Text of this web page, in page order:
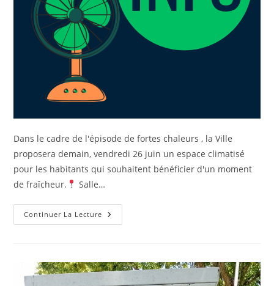
Dans le cadre de l'épisode de fortes chaleurs , la Ville
proposera demain, vendredi 26 juin un espace climatisé
pour les habitants qui souhaitent bénéficier d'un moment
de fraîcheur.
Salle…
Continuer La Lecture